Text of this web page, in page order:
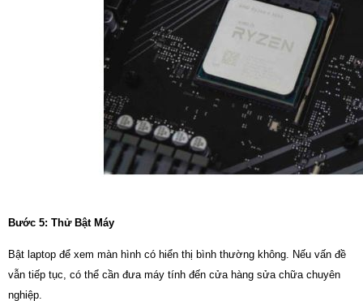
Bước 5: Thử Bật Máy
Bật laptop để xem màn hình có hiển thị bình thường không. Nếu vấn đề
vẫn tiếp tục, có thể cần đưa máy tính đến cửa hàng sửa chữa chuyên
nghiệp.